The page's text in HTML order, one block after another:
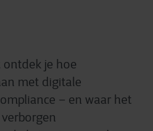
je hoe
met digitale
– en waar het